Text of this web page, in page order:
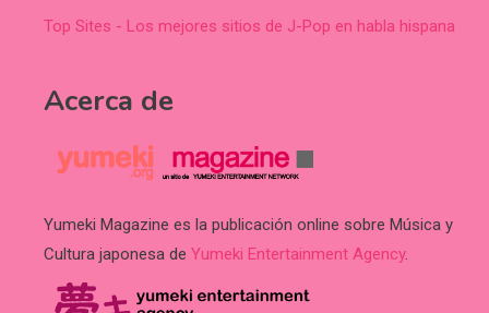
Top Sites - Los mejores sitios de J-Pop en habla hispana
Acerca de
Yumeki Magazine es la publicación online sobre Música y
Cultura japonesa de Yumeki Entertainment Agency.